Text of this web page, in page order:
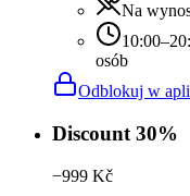
Na
osób
Odblokuj w
Discount 30%
−999 Kč